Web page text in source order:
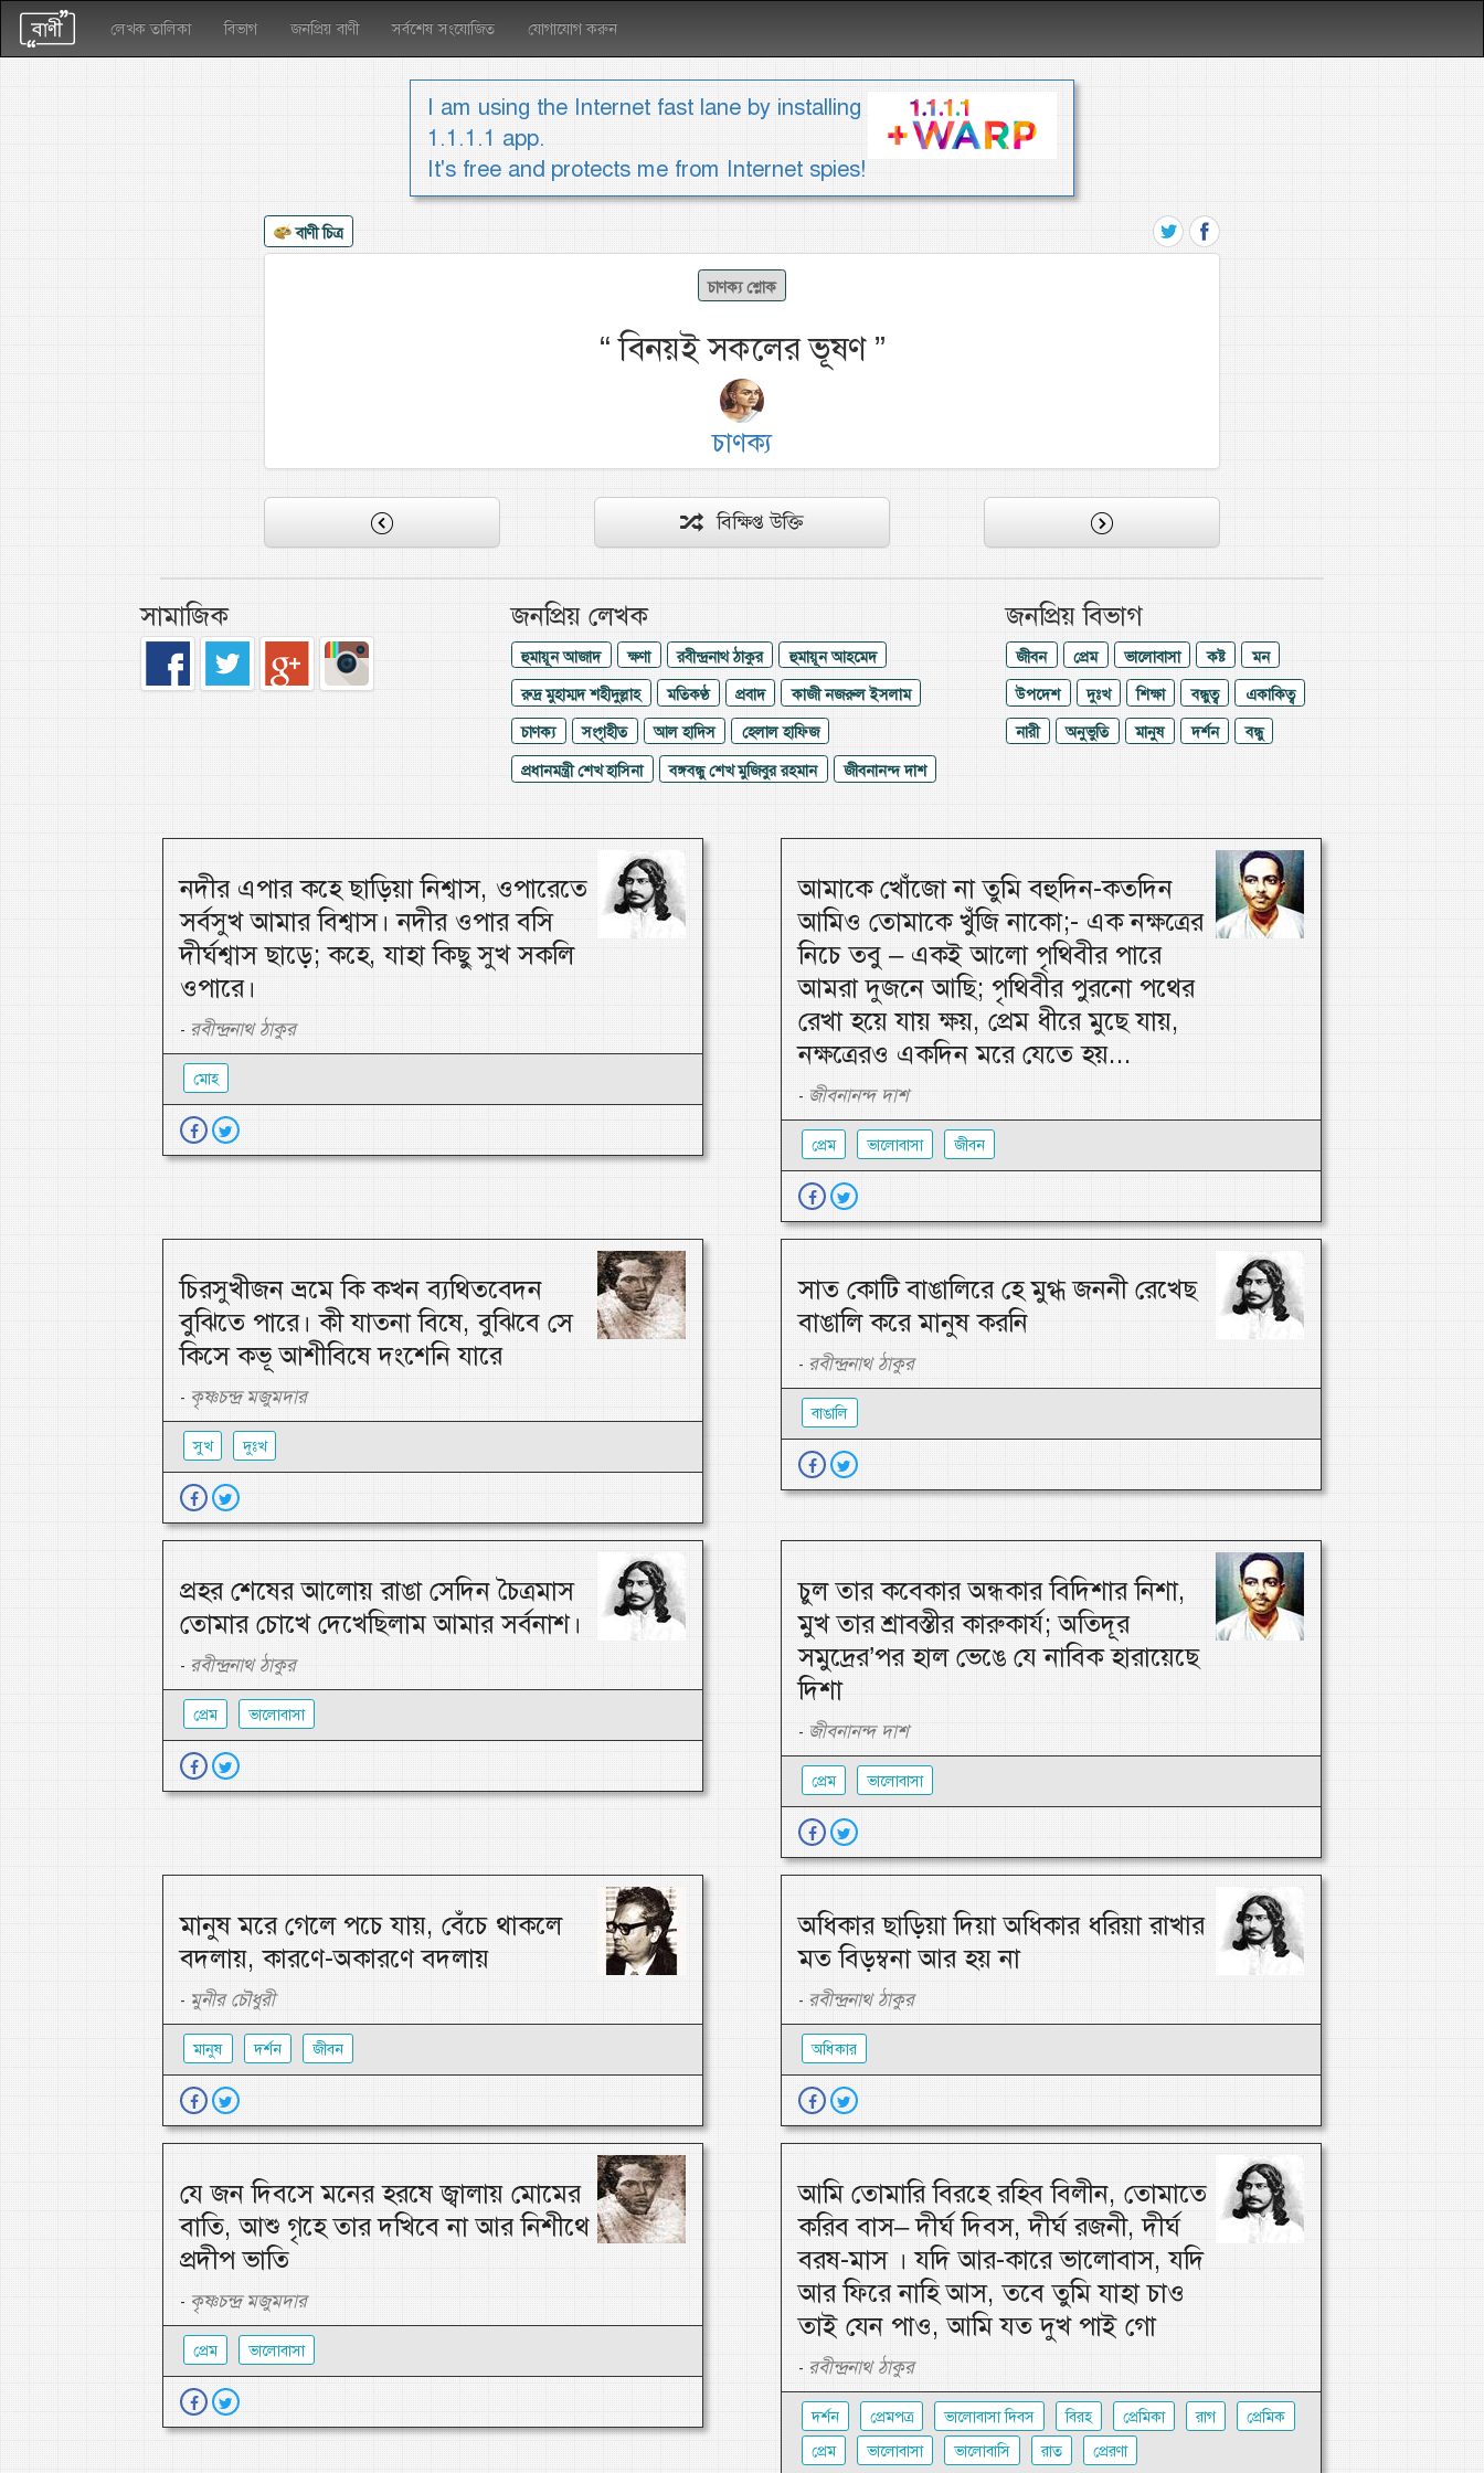
লেখক তালিকা বিভাগ জনপ্রিয় বাণী সর্বশেষ সংযোজিত যোগাযোগ করুন
I am using the Internet fast lane by installing
1.1.1.1 app.
It's free and protects me from Internet spies!
বাণী চিত্র
চাণক্য শ্লোক
“বিনয়ই সকলের ভূষণ”
চাণক্য
বিক্ষিপ্ত উক্তি
সামাজিক জনপ্রিয় লেখক
হুমায়ূন আজাদ ক্ষণা রবীন্দ্রনাথ ঠাকুর
হুমায়ূন আহমেদ
রুদ্র মুহাম্মদ শহীদুল্লাহ
মতিকণ্ঠ প্রবাদ
কাজী নজরুল ইসলাম
চাণক্য
সংগৃহীত আল হাদিস
হেলাল হাফিজ
প্রধানমন্ত্রী শেখ হাসিনা
বঙ্গবন্ধু শেখ মুজিবুর রহমান জীবনানন্দ দাশ
জনপ্রিয় বিভাগ
জীবন প্রেম ভালোবাসা কষ্ট
মন
উপদেশ
দুঃখ শিক্ষা বন্ধুত্ব
একাকিত্ব
নারী
অনুভুতি মানুষ দর্শন বন্ধু
নদীর এপার কহে ছাড়িয়া নিশ্বাস, ওপারেতে
সর্বসুখ আমার বিশ্বাস। নদীর ওপার বসি
দীর্ঘশ্বাস ছাড়ে; কহে, যাহা কিছু সুখ সকলি
ওপারে।
- রবীন্দ্রনাথ ঠাকুর
মোহ
আমাকে খোঁজো না তুমি বহুদিন-কতদিন
আমিও তোমাকে খুঁজি নাকো;- এক নক্ষত্রের
নিচে তবু – একই আলো পৃথিবীর পারে
আমরা দুজনে আছি; পৃথিবীর পুরনো পথের
রেখা হয়ে যায় ক্ষয়, প্রেম ধীরে মুছে যায়,
নক্ষত্রেরও একদিন মরে যেতে হয়...
- জীবনানন্দ দাশ
প্রেম ভালোবাসা জীবন
চিরসুখীজন ভ্রমে কি কখন ব্যথিতবেদন
বুঝিতে পারে। কী যাতনা বিষে, বুঝিবে সে
কিসে কভূ আশীবিষে দংশেনি যারে
- কৃষ্ণচন্দ্র মজুমদার
সুখ দুঃখ
সাত কোটি বাঙালিরে হে মুগ্ধ জননী রেখেছ
বাঙালি করে মানুষ করনি
- রবীন্দ্রনাথ ঠাকুর
বাঙালি
প্রহর শেষের আলোয় রাঙা সেদিন চৈত্রমাস
তোমার চোখে দেখেছিলাম আমার সর্বনাশ।
- রবীন্দ্রনাথ ঠাকুর
প্রেম ভালোবাসা
চুল তার কবেকার অন্ধকার বিদিশার নিশা,
মুখ তার শ্রাবস্তীর কারুকার্য; অতিদূর
সমুদ্রের’পর হাল ভেঙে যে নাবিক হারায়েছে
দিশা
- জীবনানন্দ দাশ
প্রেম ভালোবাসা
মানুষ মরে গেলে পচে যায়, বেঁচে থাকলে
বদলায়, কারণে-অকারণে বদলায়
- মুনীর চৌধুরী
মানুষ দর্শন জীবন
অধিকার ছাড়িয়া দিয়া অধিকার ধরিয়া রাখার
মত বিড়ম্বনা আর হয় না
- রবীন্দ্রনাথ ঠাকুর
অধিকার
যে জন দিবসে মনের হরষে জ্বালায় মোমের
বাতি, আশু গৃহে তার দখিবে না আর নিশীথে
প্রদীপ ভাতি
- কৃষ্ণচন্দ্র মজুমদার
প্রেম ভালোবাসা
আমি তোমারি বিরহে রহিব বিলীন, তোমাতে
করিব বাস– দীর্ঘ দিবস, দীর্ঘ রজনী, দীর্ঘ
বরষ-মাস । যদি আর-কারে ভালোবাস, যদি
আর ফিরে নাহি আস, তবে তুমি যাহা চাও
তাই যেন পাও, আমি যত দুখ পাই গো
- রবীন্দ্রনাথ ঠাকুর
দর্শন প্রেমপত্র ভালোবাসা দিবস বিরহ প্রেমিকা রাগ
প্রেমিক
প্রেম
ভালোবাসা ভালোবাসি রাত প্রেরণা